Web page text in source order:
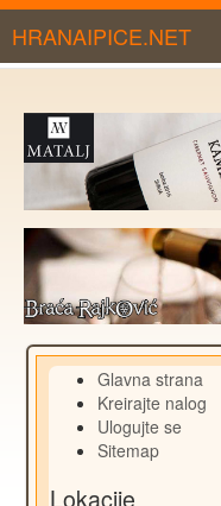
HRANAIPICE.NET
Glavna strana
Kreirajte nalog
Ulogujte se
Sitemap
Lokacije